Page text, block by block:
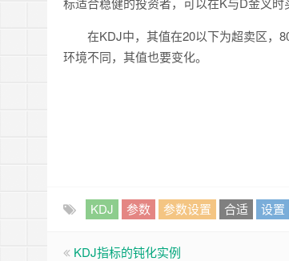
在KDJ中，其值在20以下为超卖区，
环境不同，其值也要变化。
KDJ 参数 参数设置 合适 设置
KDJ指标的钝化实例